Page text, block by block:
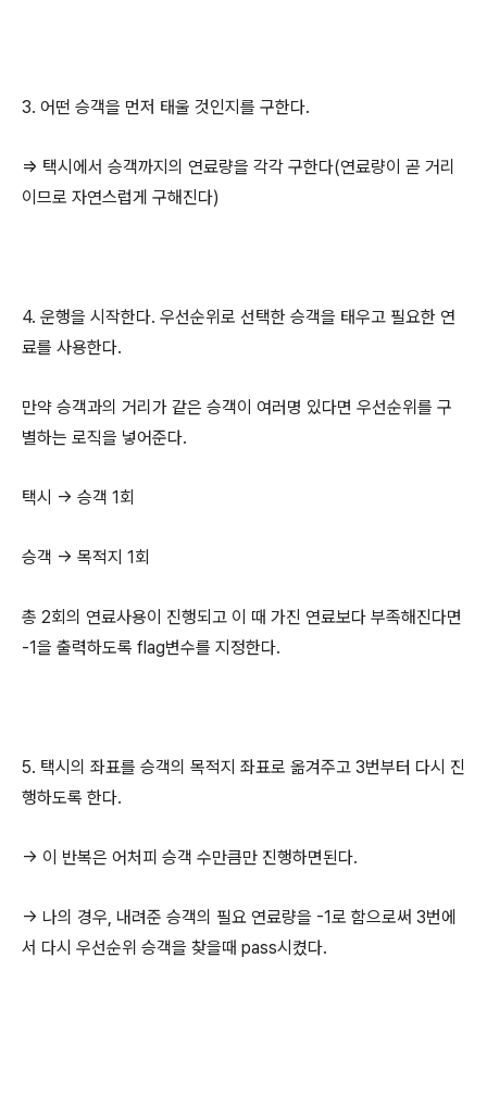
3. 어떤 승객을 먼저 태울 것인지를 구한다.
=> 택시에서 승객까지의 연료량을 각각 구한다(연료량이 곧 거리
이므로 자연스럽게 구해진다)
4. 운행을 시작한다. 우선순위로 선택한 승객을 태우고 필요한 연
료를 사용한다.
만약 승객과의 거리가 같은 승객이 여러명 있다면 우선순위를 구
별하는 로직을 넣어준다.
택시 -> 승객 1회
승객 -> 목적지 1회
총 2회의 연료사용이 진행되고 이 때 가진 연료보다 부족해진다면
-1을 출력하도록 flag변수를 지정한다.
5. 택시의 좌표를 승객의 목적지 좌표로 옮겨주고 3번부터 다시 진
행하도록 한다.
-> 이 반복은 어처피 승객 수만큼만 진행하면된다.
-> 나의 경우, 내려준 승객의 필요 연료량을 -1로 함으로써 3번에
서 다시 우선순위 승객을 찾을때 pass시켰다.